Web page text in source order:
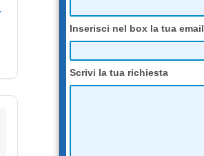
Inserisci nel box la tua email
Scrivi la tua richiesta